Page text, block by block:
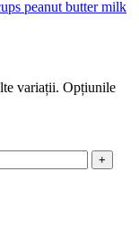
variații. Opțiunile